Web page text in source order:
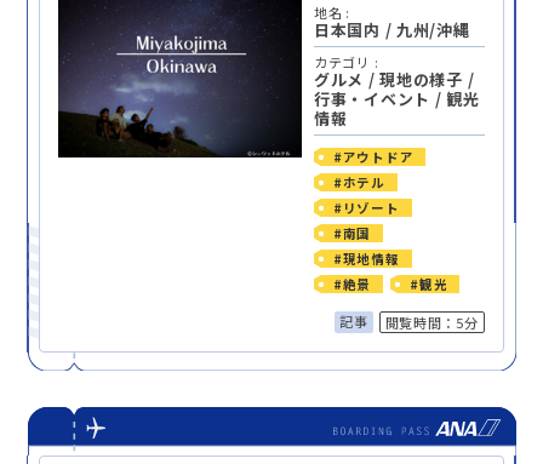
地名 :
日本国内 /九州/沖縄
カテゴリ :
グルメ /現地の様子 /
行事・イベント / 観光
情報
#アウトドア
#ホテル
#リゾート
#南国
#現地情報
#絶景
#観光
記事 閲覧時間：5分